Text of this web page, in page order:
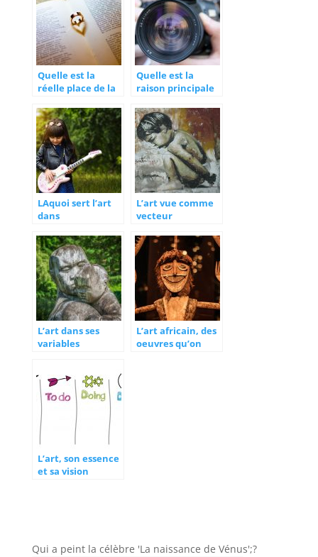
Quelle est la
réelle place de la
monde de l’art
actuel ?
Quelle est la
raison principale
tendance
photographique ?
LAquoi sert l’art
dans
L’art vue comme
vecteur
sociaux-
culturelles
L’art dans ses
variables
L’art africain, des
oeuvres qu’on
L’art, son essence
et sa vision
Qui a peint la célèbre 'La naissance de Vénus';?